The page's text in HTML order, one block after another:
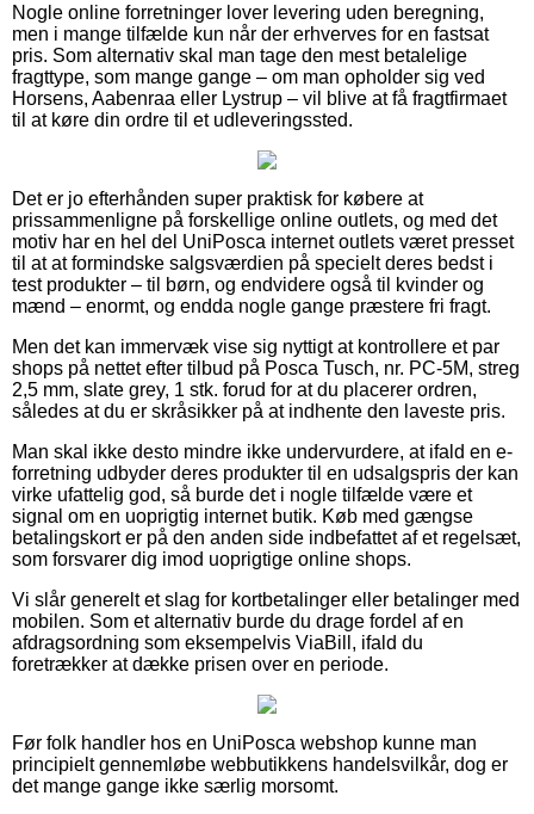
Nogle online forretninger lover levering uden beregning,
men i mange tilfælde kun når der erhverves for en fastsat
pris. Som alternativ skal man tage den mest betalelige
fragttype, som mange gange – om man opholder sig ved
Horsens, Aabenraa eller Lystrup – vil blive at få fragtfirmaet
til at køre din ordre til et udleveringssted.
Det er jo efterhånden super praktisk for købere at
prissammenligne på forskellige online outlets, og med det
motiv har en hel del UniPosca internet outlets været presset
til at at formindske salgsværdien på specielt deres bedst i
test produkter – til børn, og endvidere også til kvinder og
mænd – enormt, og endda nogle gange præstere fri fragt.
Men det kan immervæk vise sig nyttigt at kontrollere et par
shops på nettet efter tilbud på Posca Tusch, nr. PC-5M, streg
2,5 mm, slate grey, 1 stk. forud for at du placerer ordren,
således at du er skråsikker på at indhente den laveste pris.
Man skal ikke desto mindre ikke undervurdere, at ifald en e-
forretning udbyder deres produkter til en udsalgspris der kan
virke ufattelig god, så burde det i nogle tilfælde være et
signal om en uoprigtig internet butik. Køb med gængse
betalingskort er på den anden side indbefattet af et regelsæt,
som forsvarer dig imod uoprigtige online shops.
Vi slår generelt et slag for kortbetalinger eller betalinger med
mobilen. Som et alternativ burde du drage fordel af en
afdragsordning som eksempelvis ViaBill, ifald du
foretrækker at dække prisen over en periode.
Før folk handler hos en UniPosca webshop kunne man
principielt gennemløbe webbutikkens handelsvilkår, dog er
det mange gange ikke særlig morsomt.